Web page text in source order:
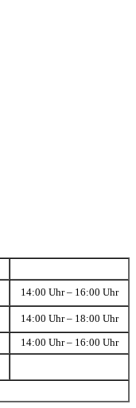
14:00 Uhr – 16:00 Uhr
14:00 Uhr – 18:00 Uhr
14:00 Uhr – 16:00 Uhr